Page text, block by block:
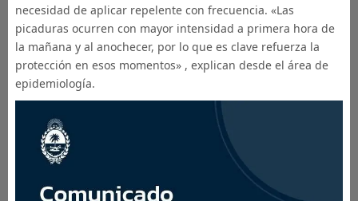
necesidad de aplicar repelente con frecuencia. «Las
picaduras ocurren con mayor intensidad a primera hora de
la mañana y al anochecer, por lo que es clave refuerza la
protección en esos momentos» , explican desde el área de
epidemiología.